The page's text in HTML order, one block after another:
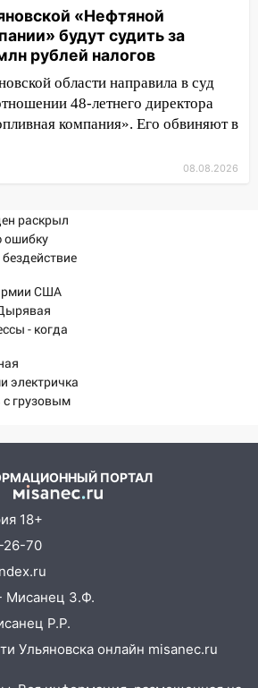
установили ещё
для крупногабаритного
бесплатно покажут
открытым небом
госуниверситете
прибор для
могут вернуть деньги
закрывшегося фитнес-
Fitness»
селах Ульяновской
в порядок детские
проверяет
в селе Кивать
Гая в Ульяновске
автомобилей на
8 августа пройдет
«Наше время» с
и концертом
«Нефтяной
будут судить за
рублей налогов
области направила в суд
48-летнего директора
компания». Его обвиняют в
08.08.2026
раскрыл
ошибку
США
- когда
полетят
электричка
с грузовым
ПОРТАЛ
18+
26-70
Мисанец З.Ф.
Р.Р.
Ульяновска онлайн misanec.ru